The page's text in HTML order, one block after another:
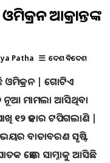
ଆକ୍ରାନ୍ତଙ୍କ
Patha ଦେଶ ବିଦେଶ
ଓମିକ୍ରନ | ଗୋଟିଏ
ନୂଆ ମାମଲା ଆସିଥିବା
୧୨ ହଜାର ଟପିଗଲାଣି |
ବାତାବରଣ ସୃଷ୍ଟି
ହୋଇ ସାମ୍ନାକୁ ଆସିଛି